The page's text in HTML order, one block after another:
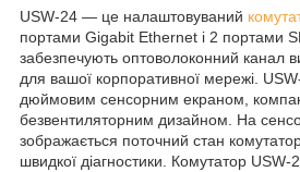
USW-24 — це налаштовуваний
портами Gigabit Ethernet і 2 портами
забезпечують оптоволоконний канал
для вашої корпоративної мережі.
дюймовим сенсорним екраном,
безвентиляторним дизайном. На
зображається поточний стан
швидкої діагностики. Комутатор USW-